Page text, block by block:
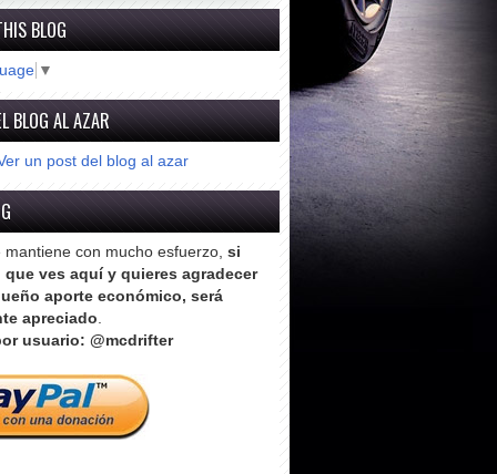
BLOG
▼
BLOG AL AZAR
un post del blog al azar
mantiene con mucho esfuerzo, si
ves aquí y quieres agradecer
aporte económico, será
apreciado.
usuario: @mcdrifter